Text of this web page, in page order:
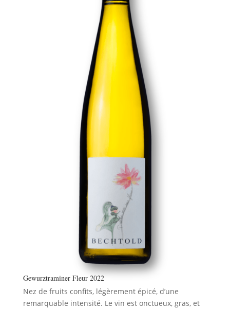
Gewurztraminer Fleur 2022
Nez de fruits confits, légèrement épicé, d’une
remarquable intensité. Le vin est onctueux, gras, et